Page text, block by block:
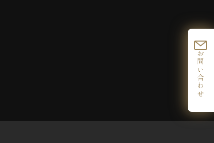
お問い合わせ